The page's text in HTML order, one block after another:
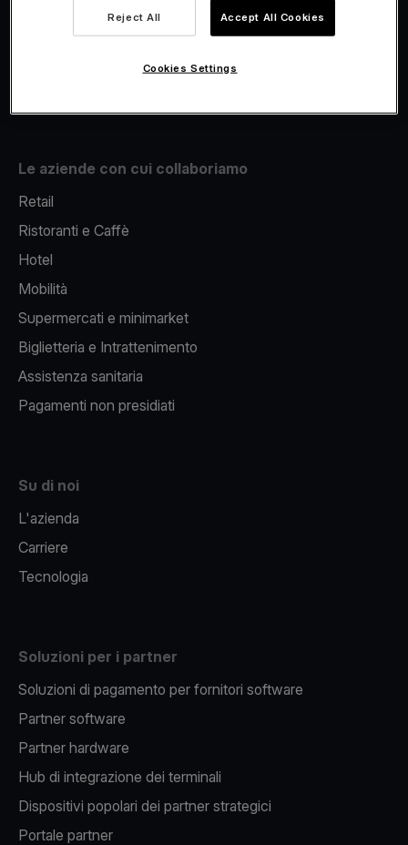
Fiscalizzazione
Le aziende con cui collaboriamo
Retail
Ristoranti e Caffè
Hotel
Mobilità
Supermercati e minimarket
Biglietteria e Intrattenimento
Assistenza sanitaria
Pagamenti non presidiati
Su di noi
L'azienda
Carriere
Tecnologia
Soluzioni per i partner
Soluzioni di pagamento per fornitori software
Partner software
Partner hardware
Hub di integrazione dei terminali
Dispositivi popolari dei partner strategici
Portale partner
Reject All Accept All Cookies
Cookies Settings